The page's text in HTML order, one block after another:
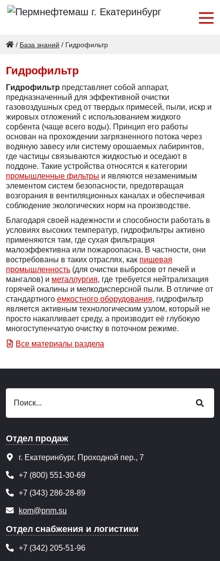
/ База знаний / Гидрофильтр
Гидрофильтр
Гидрофильтр представляет собой аппарат,
предназначенный для эффективной очистки
газовоздушных сред от твердых примесей, пыли, искр и
жировых отложений с использованием жидкого
сорбента (чаще всего воды). Принцип его работы
основан на прохождении загрязненного потока через
водяную завесу или систему орошаемых лабиринтов,
где частицы связываются жидкостью и оседают в
поддоне. Такие устройства относятся к категории
промышленные фильтры и являются незаменимым
элементом систем безопасности, предотвращая
возгорания в вентиляционных каналах и обеспечивая
соблюдение экологических норм на производстве.
Благодаря своей надежности и способности работать в
условиях высоких температур, гидрофильтры активно
применяются там, где сухая фильтрация
малоэффективна или пожароопасна. В частности, они
востребованы в таких отраслях, как пищевая
промышленность (для очистки выбросов от печей и
мангалов) и металлургия, где требуется нейтрализация
горячей окалины и мелкодисперсной пыли. В отличие от
стандартного емкостного оборудования, гидрофильтр
является активным технологическим узлом, который не
просто накапливает среду, а производит её глубокую
многоступенчатую очистку в поточном режиме.
Все материалы раздела
Отдел продаж
г. Екатеринбург, Проходной пер., 7
+7 (800) 551-30-69
+7 (343) 286-28-89
kom@pnm.su
Отдел снабжения и логистики
+7 (342) 205-51-96